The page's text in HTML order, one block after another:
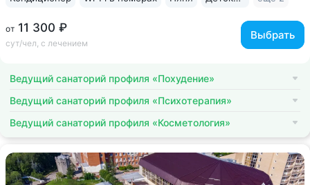
от 11 300 ₽
сут/чел, с лечением
Выбрать
Ведущий санаторий профиля «Похудение»
Ведущий санаторий профиля «Психотерапия»
Ведущий санаторий профиля «Косметология»